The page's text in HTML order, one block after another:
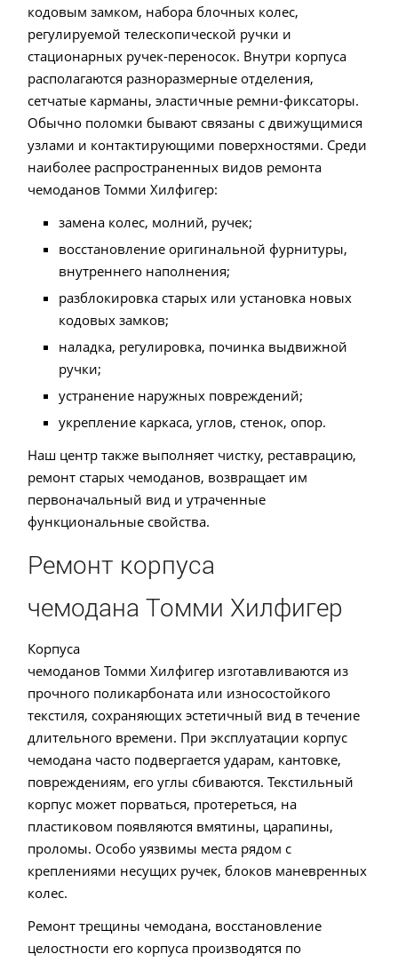
кодовым замком, набора блочных колес,
регулируемой телескопической ручки и
стационарных ручек-переносок. Внутри корпуса
располагаются разноразмерные отделения,
сетчатые карманы, эластичные ремни-фиксаторы.
Обычно поломки бывают связаны с движущимися
узлами и контактирующими поверхностями. Среди
наиболее распространенных видов ремонта
чемоданов Томми Хилфигер:
замена колес, молний, ручек;
восстановление оригинальной фурнитуры,
внутреннего наполнения;
разблокировка старых или установка новых
кодовых замков;
наладка, регулировка, починка выдвижной
ручки;
устранение наружных повреждений;
укрепление каркаса, углов, стенок, опор.
Наш центр также выполняет чистку, реставрацию,
ремонт старых чемоданов, возвращает им
первоначальный вид и утраченные
функциональные свойства.
Ремонт корпуса
чемодана Томми Хилфигер
Корпуса
чемоданов Томми Хилфигер изготавливаются из
прочного поликарбоната или износостойкого
текстиля, сохраняющих эстетичный вид в течение
длительного времени. При эксплуатации корпус
чемодана часто подвергается ударам, кантовке,
повреждениям, его углы сбиваются. Текстильный
корпус может порваться, протереться, на
пластиковом появляются вмятины, царапины,
проломы. Особо уязвимы места рядом с
креплениями несущих ручек, блоков маневренных
колес.
Ремонт трещины чемодана, восстановление
целостности его корпуса производятся по